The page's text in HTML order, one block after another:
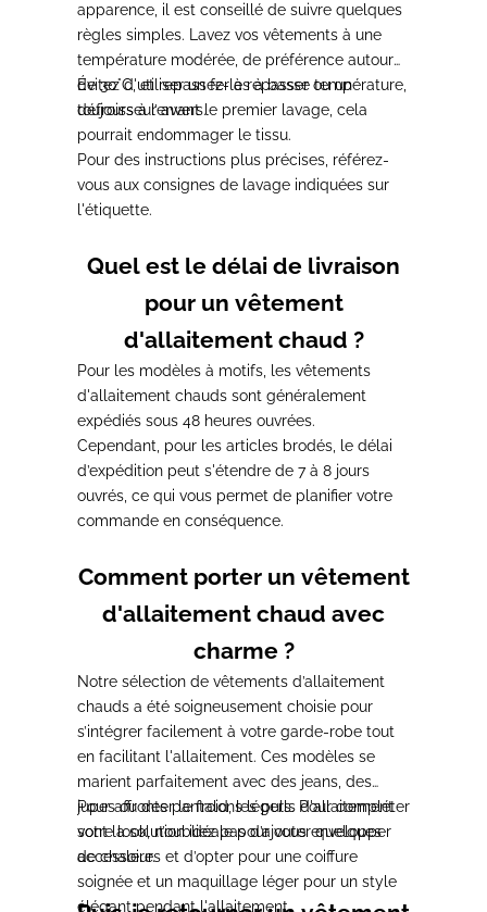
apparence, il est conseillé de suivre quelques
règles simples. Lavez vos vêtements à une
température modérée, de préférence autour
de 30°C, et repassez-les à basse température,
toujours à l’envers.
Évitez d'utiliser un fer à repasser ou un
défroisseur avant le premier lavage, cela
pourrait endommager le tissu.
Pour des instructions plus précises, référez-
vous aux consignes de lavage indiquées sur
l'étiquette.
Quel est le délai de livraison
pour un vêtement
d'allaitement chaud ?
Pour les modèles à motifs, les vêtements
d'allaitement chauds sont généralement
expédiés sous 48 heures ouvrées.
Cependant, pour les articles brodés, le délai
d’expédition peut s'étendre de 7 à 8 jours
ouvrés, ce qui vous permet de planifier votre
commande en conséquence.
Comment porter un vêtement
d'allaitement chaud avec
charme ?
Notre sélection de vêtements d’allaitement
chauds a été soigneusement choisie pour
s’intégrer facilement à votre garde-robe tout
en facilitant l'allaitement. Ces modèles se
marient parfaitement avec des jeans, des
jupes ou des pantalons légers. Pour compléter
votre look, n’oubliez pas d’ajouter quelques
accessoires et d’opter pour une coiffure
soignée et un maquillage léger pour un style
élégant pendant l'allaitement.
Pour affronter le froid, les pulls d'allaitement
sont la solution idéalepour vous envelopper
de chaleur.